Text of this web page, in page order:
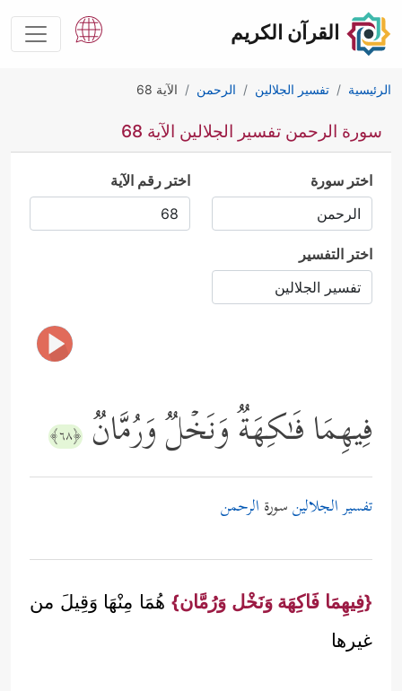
القرآن الكريم
الرئيسية تفسير الجلالين الرحمن الآية 68
سورة الرحمن تفسير الجلالين الآية 68
اختر سورة اختر رقم الآية
اختر التفسير
فِیهِمَا فَـٰكِهَةࣱ وَنَخۡلࣱ وَرُمَّانࣱ ﴿٦٨﴾
تفسير الجلالينسورة الرحمن
{فِيهِمَا فَاكِهَة وَنَخْل وَرُمَّان} هُمَا مِنْهَا وَقِيلَ من
غيرها